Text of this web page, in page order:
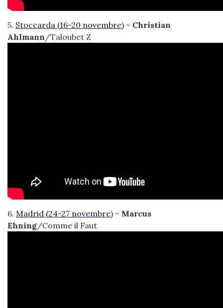
5. Stoccarda (16-20 novembre) – Christian
Ahlmann/Taloubet Z
6. Madrid (24-27 novembre) – Marcus
Ehning/Comme il Faut